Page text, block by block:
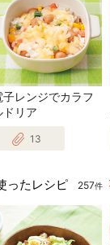
子レンジでカラフ
ドリア
13
ったレシピ 257件